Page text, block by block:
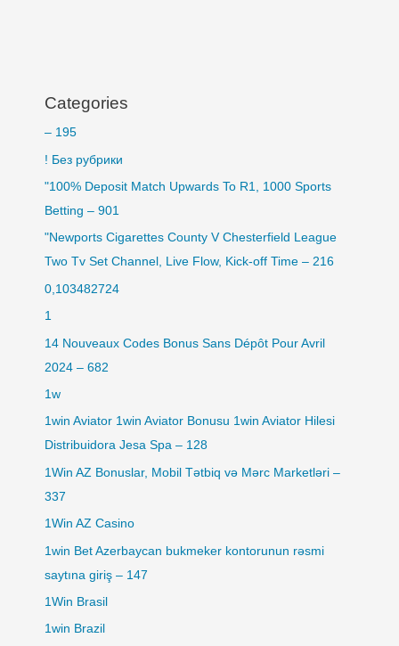
Categories
– 195
! Без рубрики
"100% Deposit Match Upwards To R1, 1000 Sports
Betting – 901
"Newports Cigarettes County V Chesterfield League
Two Tv Set Channel, Live Flow, Kick-off Time – 216
0,103482724
1
14 Nouveaux Codes Bonus Sans Dépôt Pour Avril
2024 – 682
1w
1win Aviator 1win Aviator Bonusu 1win Aviator Hilesi
Distribuidora Jesa Spa – 128
1Win AZ Bonuslar, Mobil Tətbiq və Mərc Marketləri –
337
1Win AZ Casino
1win Bet Azerbaycan bukmeker kontorunun rəsmi
saytına giriş – 147
1Win Brasil
1win Brazil